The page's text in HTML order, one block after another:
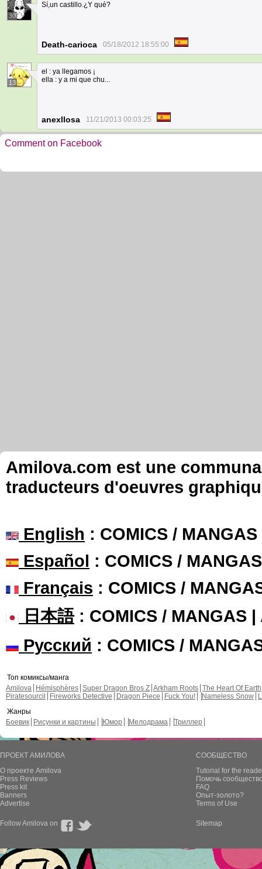
30
Sí,un castillo.¿Y qué?
Death-carioca 05/18/2012 18:55:00
13
el : ya llegamos ¡
ella : y a mi que chu...
anexllosa 11/21/2013 00:03:25
Comment on Facebook
Amilova.com est une
traducteurs d'oeuvres
English : COMICS /
Español : COMICS /
Français : COMICS /
日本語: COMICS / MANGAS |
Русский : COMICS /
Топ комиксы/манга
Amilova
Hémisphères Super Dragon Bros Z Arkham Roots The Heart Of Earth
Piratesourcil
Fireworks Detective Dragon Piece Fuck You! Nameless Snow
Жанры
Боевик
Рисунки и картины Юмор Мелодрама Триллер
ПРОЕКТ АМИЛОВА
О проекте Amilova
Press Reviews
Press kit
Banners
Advertise
СООБЩЕСТВО
Tutorial for the
Помочь
FAQ
Опыт-золото?
Terms of Use
Follow Amilova on Sitemap